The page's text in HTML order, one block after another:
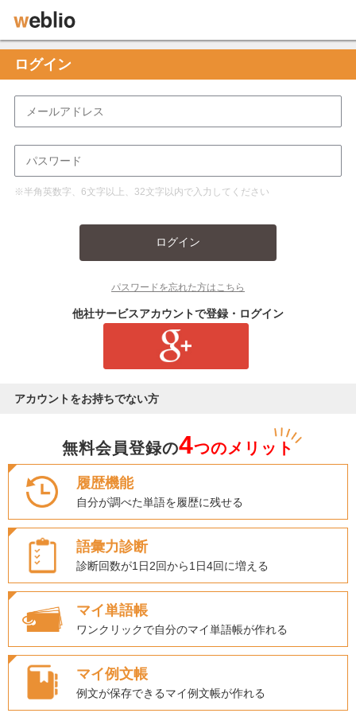
ログイン
※半角英数字、6文字以上、32文字以内で入力してください
ログイン
パスワードを忘れた方はこちら
他社サービスアカウントで登録・ログイン
アカウントをお持ちでない方
無料会員登録の4つのメリット
履歴機能
自分が調べた単語を履歴に残せる
語彙力診断
診断回数が1日2回から1日4回に増える
マイ単語帳
ワンクリックで自分のマイ単語帳が作れる
マイ例文帳
例文が保存できるマイ例文帳が作れる